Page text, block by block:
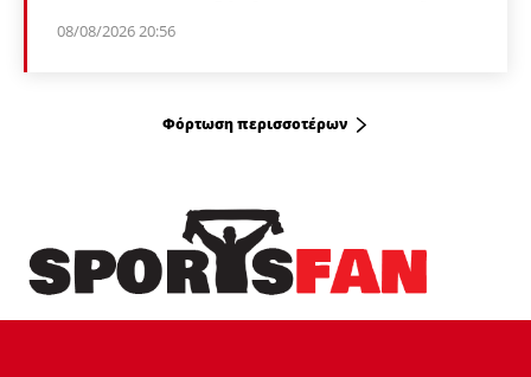
08/08/2026 20:56
Φόρτωση περισσοτέρων